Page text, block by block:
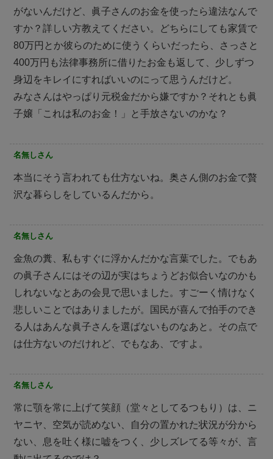
がないんだけど、眞子さんのお金を使ったら違法なんで
すか？詳しい方教えてください。どちらにしても家賃で
80万円とか彼らのために使うくらいだったら、さっさと
400万円も法律事務所に借りたお金も返して、少しずつ
身辺をキレイにすればいいのにって思うんだけど。
みなさんはやっぱり元税金だから嫌ですか？それとも眞
子嬢「これは私のお金！」と手放さないのかな？
名無しさん
本当にそう言われても仕方ないね。奥さん側のお金で贅
沢な暮らしをしているんだから。
名無しさん
金魚の糞、私もすぐに浮かんだかな言葉でした。でもあ
の眞子さんにはその辺が実はちょうどお似合いなのかも
しれないなとあの会見で思いました。すごーく情けなく
悲しいことではありましたが。国民が喜んで拍手のでき
る人はあんな眞子さんを選ばないものなあと。その点で
は仕方ないのだけれど、でもなあ、ですよ。
名無しさん
常に顎を常に上げて笑顔（堂々としてるつもり）は、ニ
ヤニヤ、空気が読めない、自分の置かれた状況が分から
ない、息を吐く様に嘘をつく、少しズレてる等々が、言